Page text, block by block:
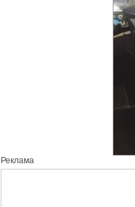
Реклама